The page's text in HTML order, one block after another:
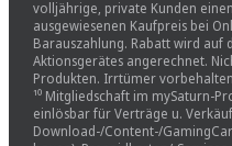
volljährige, private Kunden
ausgewiesenen Kaufpreis bei
Barauszahlung. Rabatt wird auf
Aktionsgerätes angerechnet.
Produkten. Irrtümer
¹⁰ Mitgliedschaft im mySaturn-
einlösbar für Verträge u.
Download-/Content-/